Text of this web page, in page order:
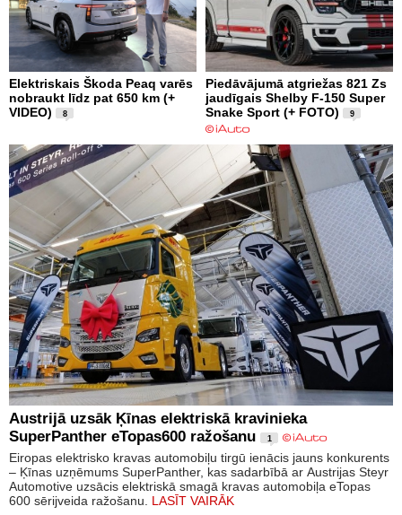
Elektriskais Škoda Peaq varēs
nobraukt līdz pat 650 km (+
VIDEO)
8
Piedāvājumā atgriežas 821 Zs
jaudīgais Shelby F-150 Super
Snake Sport (+ FOTO)
9
Austrijā uzsāk Ķīnas elektriskā kravinieka
SuperPanther eTopas600 ražošanu
1
Eiropas elektrisko kravas automobiļu tirgū ienācis jauns konkurents
– Ķīnas uzņēmums SuperPanther, kas sadarbībā ar Austrijas Steyr
Automotive uzsācis elektriskā smagā kravas automobiļa eTopas
600 sērijveida ražošanu. LASĪT VAIRĀK